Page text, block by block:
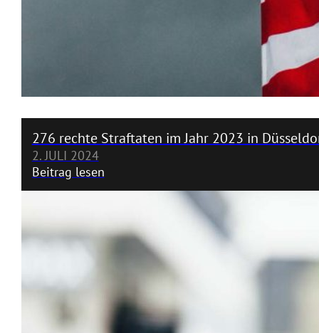
276 rechte Straftaten im Jahr 2023 in
2. JULI 2024
Beitrag lesen